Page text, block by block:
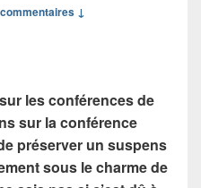
↓
les conférences de
sur la conférence
préserver un suspens
sous le charme de